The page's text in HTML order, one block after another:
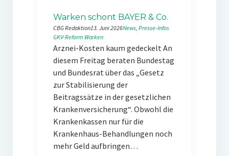
Warken schont BAYER & Co.
CBG Redaktion13. Juni 2026News, Presse-Infos
GKV-Reform Warken
Arznei-Kosten kaum gedeckelt An
diesem Freitag beraten Bundestag
und Bundesrat über das „Gesetz
zur Stabilisierung der
Beitragssätze in der gesetzlichen
Krankenversicherung“. Obwohl die
Krankenkassen nur für die
Krankenhaus-Behandlungen noch
mehr Geld aufbringen…